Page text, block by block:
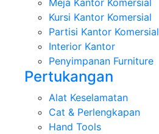
Kursi Kantor Komersial
Partisi Kantor Komersial
Interior Kantor
Penyimpanan Furniture
Pertukangan
Alat Keselamatan
Cat & Perlengkapan
Hand Tools